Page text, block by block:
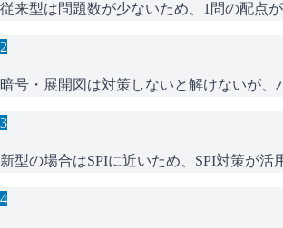
従来型は問題数が少ないため、1問の配点
2
暗号・展開図は対策しないと解けないが
3
新型の場合はSPIに近いため、SPI対策が活
4